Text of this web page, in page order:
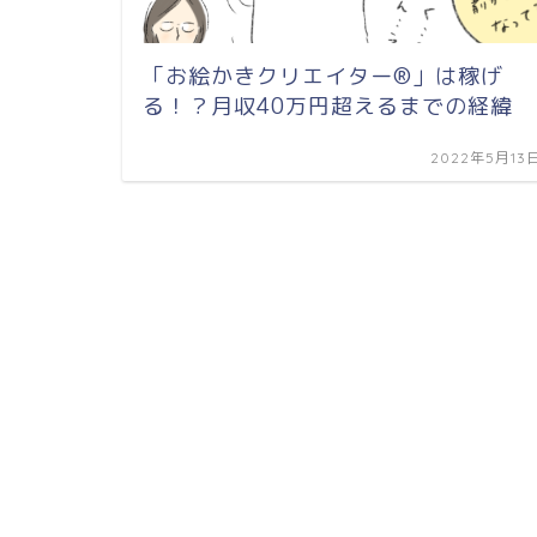
「お絵かきクリエイター®︎」は稼げ
る！？月収40万円超えるまでの経緯
2022年5月13